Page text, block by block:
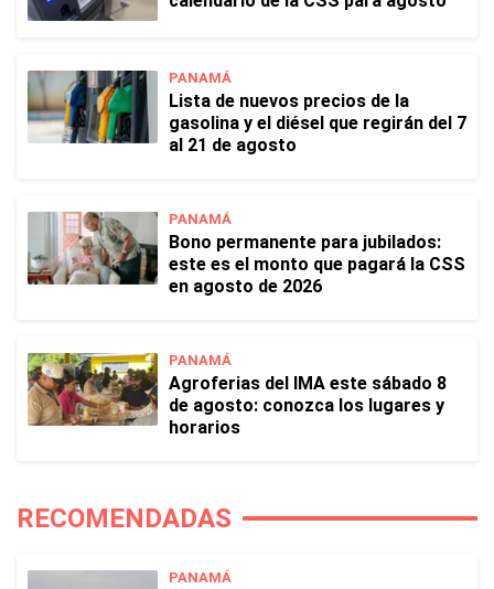
PANAMÁ
Lista de nuevos precios de la
gasolina y el diésel que regirán del 7
al 21 de agosto
PANAMÁ
Bono permanente para jubilados:
este es el monto que pagará la CSS
en agosto de 2026
PANAMÁ
Agroferias del IMA este sábado 8
de agosto: conozca los lugares y
horarios
RECOMENDADAS
PANAMÁ